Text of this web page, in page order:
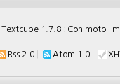
Textcube 1.7.8 : Con moto
Rss 2.0 Atom 1.0